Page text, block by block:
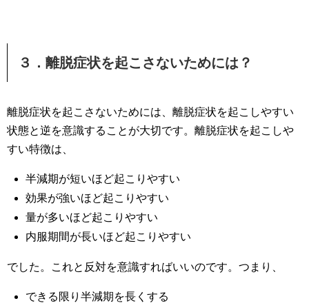
３．離脱症状を起こさないためには？
離脱症状を起こさないためには、離脱症状を起こしやすい
状態と逆を意識することが大切です。離脱症状を起こしや
すい特徴は、
半減期が短いほど起こりやすい
効果が強いほど起こりやすい
量が多いほど起こりやすい
内服期間が長いほど起こりやすい
でした。これと反対を意識すればいいのです。つまり、
できる限り半減期を長くする